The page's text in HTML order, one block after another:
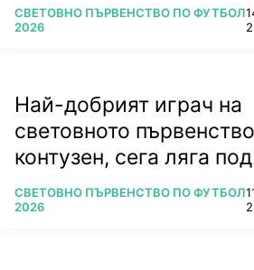
ПОВЕЧЕ ОТ
СВЕТОВНО ПЪРВЕНСТВО ПО ФУТБОЛ
2026
Най-добрият играч на
световното
контузен, сега ляга
ПОВЕЧЕ ОТ
СВЕТОВНО ПЪРВЕНСТВО ПО ФУТБОЛ
2026